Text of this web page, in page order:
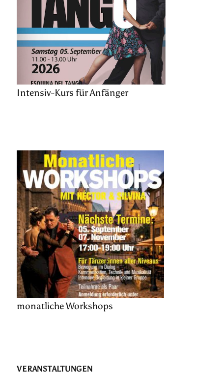
Intensiv-Kurs für Anfänger
monatliche Workshops
VERANSTALTUNGEN